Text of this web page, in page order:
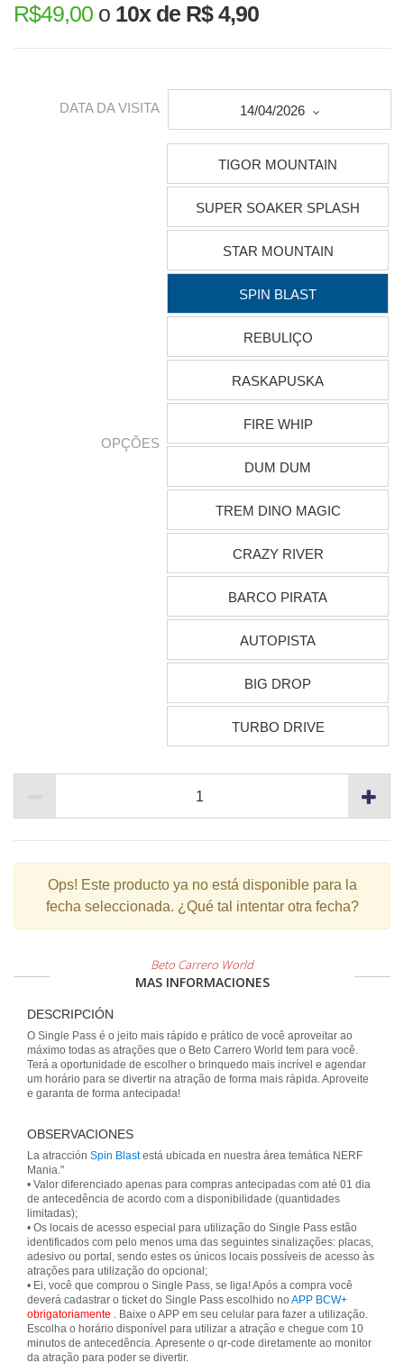
R$49,00 o 10x de R$ 4,90
DATA DA VISITA 14/04/2026
OPÇÕES
TIGOR MOUNTAIN
SUPER SOAKER SPLASH
STAR MOUNTAIN
SPIN BLAST
REBULIÇO
RASKAPUSKA
FIRE WHIP
DUM DUM
TREM DINO MAGIC
CRAZY RIVER
BARCO PIRATA
AUTOPISTA
BIG DROP
TURBO DRIVE
Ops! Este producto ya no está disponible para la
fecha seleccionada. ¿Qué tal intentar otra fecha?
Beto Carrero World
MAS INFORMACIONES
DESCRIPCIÓN
O Single Pass é o jeito mais rápido e prático de você aproveitar ao
máximo todas as atrações que o Beto Carrero World tem para você.
Terá a oportunidade de escolher o brinquedo mais incrível e agendar
um horário para se divertir na atração de forma mais rápida. Aproveite
e garanta de forma antecipada!
OBSERVACIONES
La atracción Spin Blastestá ubicada en nuestra área temática NERF
Mania."
• Valor diferenciado apenas para compras antecipadas com até 01 dia
de antecedência de acordo com a disponibilidade (quantidades
limitadas);
• Os locais de acesso especial para utilização do Single Pass estão
identificados com pelo menos uma das seguintes sinalizações: placas,
adesivo ou portal, sendo estes os únicos locais possíveis de acesso às
atrações para utilização do opcional;
• Ei, você que comprou o Single Pass, se liga! Após a compra você
deverá cadastrar o ticket do Single Pass escolhido no APP BCW+
obrigatoriamente . Baixe o APP em seu celular para fazer a utilização.
Escolha o horário disponível para utilizar a atração e chegue com 10
minutos de antecedência. Apresente o qr-code diretamente ao monitor
da atração para poder se divertir.